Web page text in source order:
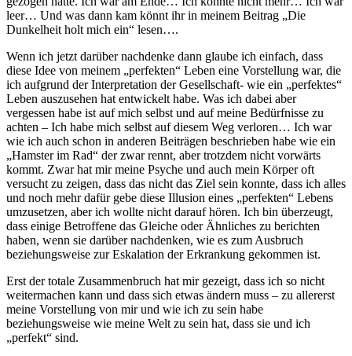
leer… Und was dann kam könnt ihr in meinem Beitrag „Die
Dunkelheit holt mich ein“ lesen….
Wenn ich jetzt darüber nachdenke dann glaube ich einfach, dass
diese Idee von meinem „perfekten“ Leben eine Vorstellung war, die
ich aufgrund der Interpretation der Gesellschaft- wie ein „perfektes“
Leben auszusehen hat entwickelt habe. Was ich dabei aber
vergessen habe ist auf mich selbst und auf meine Bedürfnisse zu
achten – Ich habe mich selbst auf diesem Weg verloren… Ich war
wie ich auch schon in anderen Beiträgen beschrieben habe wie ein
„Hamster im Rad“ der zwar rennt, aber trotzdem nicht vorwärts
kommt. Zwar hat mir meine Psyche und auch mein Körper oft
versucht zu zeigen, dass das nicht das Ziel sein konnte, dass ich alles
und noch mehr dafür gebe diese Illusion eines „perfekten“ Lebens
umzusetzen, aber ich wollte nicht darauf hören. Ich bin überzeugt,
dass einige Betroffene das Gleiche oder Ähnliches zu berichten
haben, wenn sie darüber nachdenken, wie es zum Ausbruch
beziehungsweise zur Eskalation der Erkrankung gekommen ist.
Erst der totale Zusammenbruch hat mir gezeigt, dass ich so nicht
weitermachen kann und dass sich etwas ändern muss – zu allererst
meine Vorstellung von mir und wie ich zu sein habe
beziehungsweise wie meine Welt zu sein hat, dass sie und ich
„perfekt“ sind.